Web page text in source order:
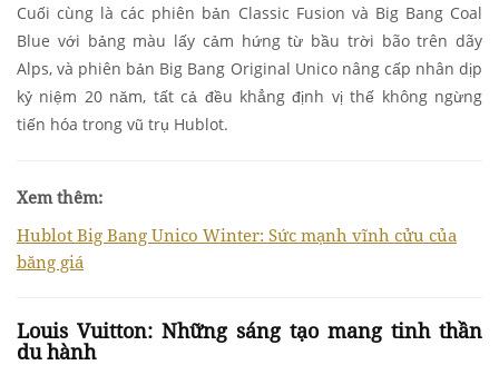
Cuối cùng là các phiên bản Classic Fusion và Big Bang Coal
Blue với bảng màu lấy cảm hứng từ bầu trời bão trên dãy
Alps, và phiên bản Big Bang Original Unico nâng cấp nhân dịp
kỷ niệm 20 năm, tất cả đều khẳng định vị thế không ngừng
tiến hóa trong vũ trụ Hublot.
Xem thêm:
Hublot Big Bang Unico Winter: Sức mạnh vĩnh cửu của
băng giá
Louis Vuitton: Những sáng tạo mang tinh thần
du hành